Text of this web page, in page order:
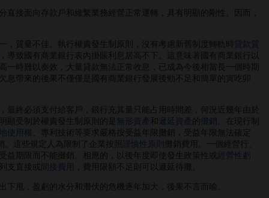
接面向存款戶和維繫業務經營正常運轉，具有明顯的剛性。因而，
一，質量不佳。執行權責發生制原則，沒有考慮新舊制度轉軌時 貸款質
，導致國有商業銀行表內掛賬利息居高不下。這意味著國有商業銀行以
時難以奏效，大量貸款無法正常收息，已成為今後相當長一個時期
欠息帶來的後果不僅僅是國有商業銀行發展後勁不足和簡單的寅吃卯
最終必須支付給客戶，銀行充其量只能占用時間差，何況近幾年由於
顯受制於權責發生制原則的是 無形資產 和 遞延資產 的 攤銷
。在現行制
使用權
、專利技術等要求嚴格按受益年限攤銷，受益年限無法確定
這些規定人為限制了企業按照 謹慎性原則
攤銷費用。一個經營行、
益期限而不能攤銷。相應的，以後年度即使發生政策性或 經營性虧
支直接或 間接費用 ，費用限額不足則可以遞延待攤。
甩，盈虧的水分和潛伏的危機逐年加大，後果不言而喻。